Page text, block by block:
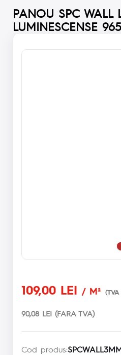
PANOU SPC WALL
LUMINESCENSE
109,00 LEI / M²
90,08 LEI (FARA TVA)
Cod produs: